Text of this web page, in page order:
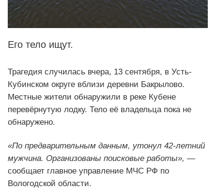
Его тело ищут.
Трагедия случилась вчера, 13 сентября, в Усть-
Кубинском округе вблизи деревни Бакрылово.
Местные жители обнаружили в реке Кубене
перевёрнутую лодку. Тело её владельца пока не
обнаружено.
«По предварительным данным, утонул 42-летний
мужчина. Организованы поисковые работы», —
сообщает главное управление МЧС РФ по
Вологодской области.